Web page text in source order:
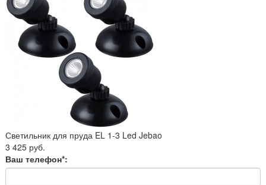
Светильник для пруда EL 1-3 Led Jebao
3 425 руб.
Ваш телефон*: